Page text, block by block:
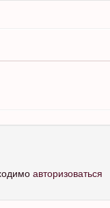
авторизоваться